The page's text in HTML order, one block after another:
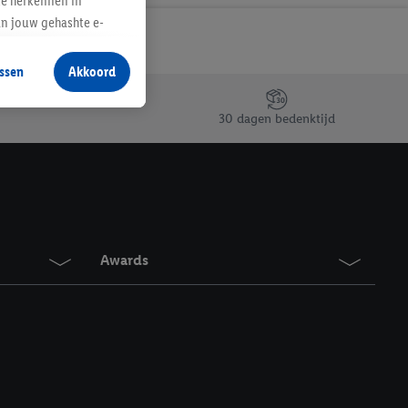
30 dagen bedenktijd
Awards
jouw gehashte e-
producten waarin je
te plaatsen
verschillende
kunnen worden
vergelijkbare
in te
Akkoord